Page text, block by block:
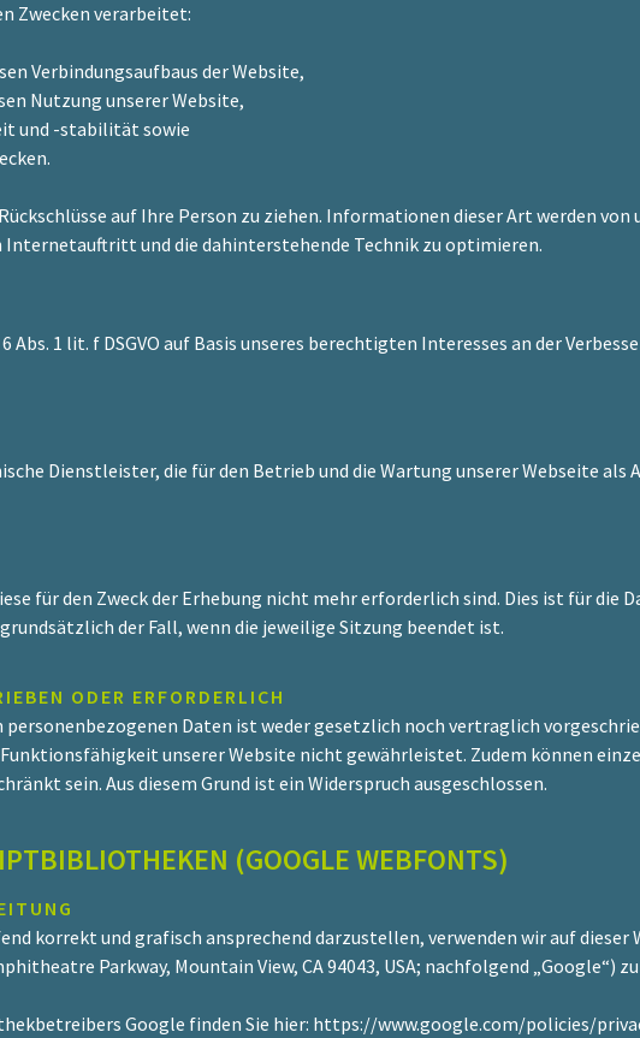
Zwecken verarbeitet:
Verbindungsaufbaus der Website,
Nutzung unserer Website,
und -stabilität sowie
auf Ihre Person zu ziehen. Informationen dieser Art werden von
und die dahinterstehende Technik zu optimieren.
1 lit. f DSGVO auf Basis unseres berechtigten Interesses an der
Dienstleister, die für den Betrieb und die Wartung unserer Webseite als
für den Zweck der Erhebung nicht mehr erforderlich sind. Dies ist für die
der Fall, wenn die jeweilige Sitzung beendet ist.
ODER ERFORDERLICH
Daten ist weder gesetzlich noch vertraglich
unserer Website nicht gewährleistet. Zudem können
sein. Aus diesem Grund ist ein Widerspruch ausgeschlossen.
(GOOGLE WEBFONTS)
korrekt und grafisch ansprechend darzustellen, verwenden wir auf dieser
Parkway, Mountain View, CA 94043, USA; nachfolgend „Google“)
Google finden Sie hier: https://www.google.com/policies/